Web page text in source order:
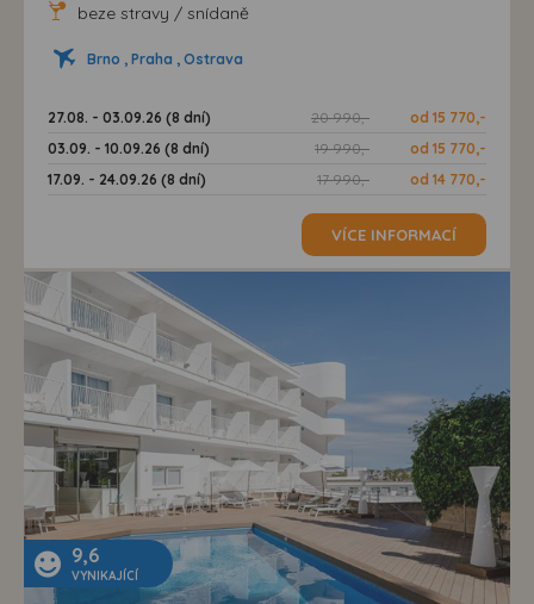
beze stravy / snídaně
Brno , Praha , Ostrava
27.08. - 03.09.26 (8 dní) 20 990,-
od 15 770,-
03.09. - 10.09.26 (8 dní)
19 990,-
od 15 770,-
17.09. - 24.09.26 (8 dní)
17 990,- od 14 770,-
VÍCE INFORMACÍ
9,6
VYNIKAJÍCÍ